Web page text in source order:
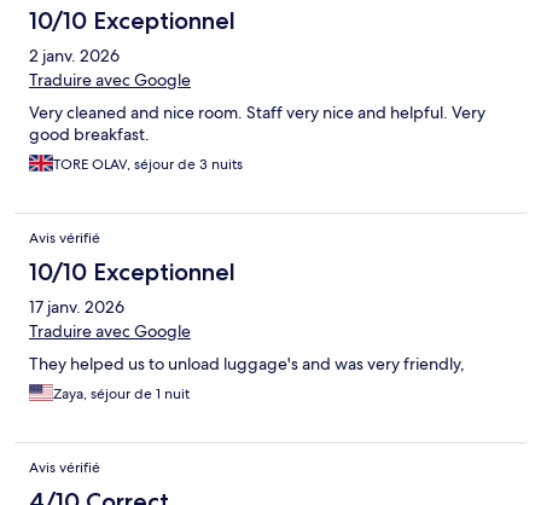
10/10 Exceptionnel
2 janv. 2026
Traduire avec Google
Very cleaned and nice room. Staff very nice and helpful. Very
good breakfast.
TORE OLAV, séjour de 3 nuits
Avis vérifié
10/10 Exceptionnel
17 janv. 2026
Traduire avec Google
They helped us to unload luggage's and was very friendly,
Zaya, séjour de 1 nuit
Avis vérifié